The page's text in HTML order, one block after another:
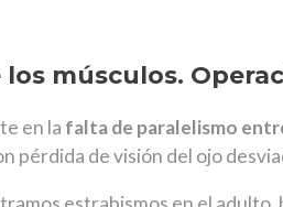
músculos.
en la falta de paralelismo
pérdida de visión del ojo